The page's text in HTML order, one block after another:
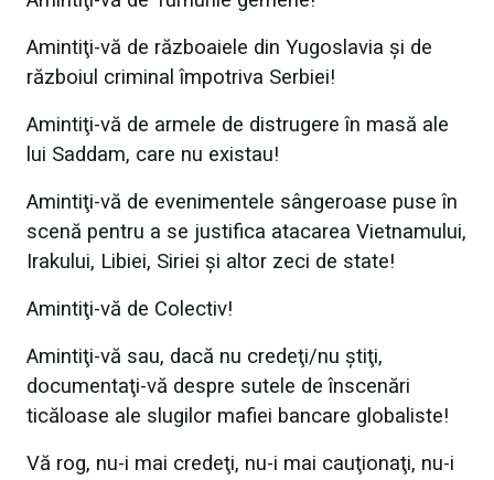
Amintiţi-vă de războaiele din Yugoslavia şi de
războiul criminal împotriva Serbiei!
Amintiţi-vă de armele de distrugere în masă ale
lui Saddam, care nu existau!
Amintiţi-vă de evenimentele sângeroase puse în
scenă pentru a se justifica atacarea Vietnamului,
Irakului, Libiei, Siriei şi altor zeci de state!
Amintiţi-vă de Colectiv!
Amintiţi-vă sau, dacă nu credeţi/nu ştiţi,
documentaţi-vă despre sutele de înscenări
ticăloase ale slugilor mafiei bancare globaliste!
Vă rog, nu-i mai credeţi, nu-i mai cauţionaţi, nu-i